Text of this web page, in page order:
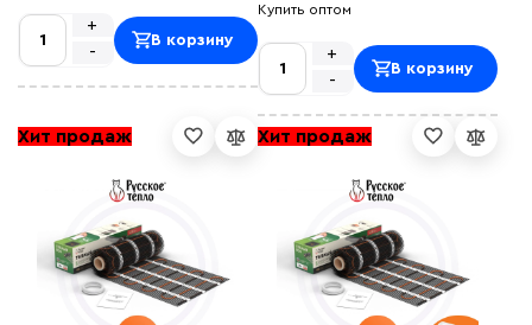
-
+
В корзину
Купить оптом
-
+
В корзину
Хит продаж Хит продаж